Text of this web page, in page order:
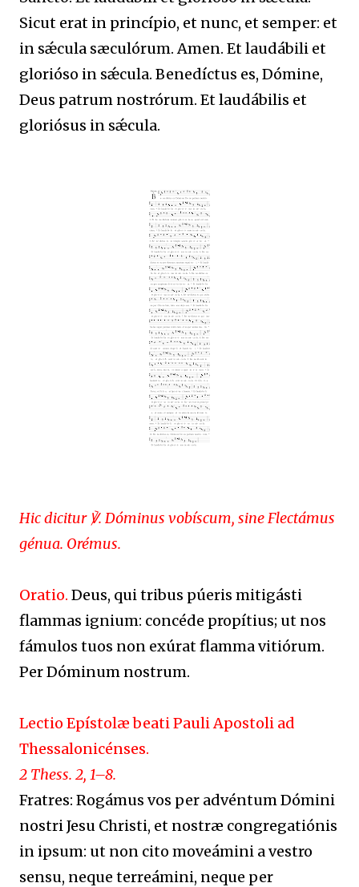
Sicut erat in princípio, et nunc, et semper: et
in sǽcula sæculórum. Amen. Et laudábili et
glorióso in sǽcula. Benedíctus es, Dómine,
Deus patrum nostrórum. Et laudábilis et
gloriósus in sǽcula.
Hic dicitur ℣. Dóminus vobíscum, sine Flectámus
génua. Orémus.
Oratio. Deus, qui tribus púeris mitigásti
flammas ignium: concéde propítius; ut nos
fámulos tuos non exúrat flamma vitiórum.
Per Dóminum nostrum.
Lectio Epístolæ beati Pauli Apostoli ad
Thessalonicénses.
2 Thess. 2, 1–8.
Fratres: Rogámus vos per advéntum Dómini
nostri Jesu Christi, et nostræ congregatiónis
in ipsum: ut non cito moveámini a vestro
sensu, neque terreámini, neque per